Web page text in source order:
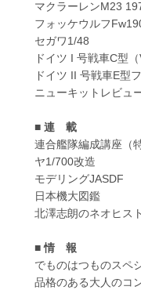
マクラーレンM23
フォッケウルフ
セガワ1/48
ドイツ I 号戦車C型
ドイツ II 号戦車E
ニューキットレビュ
■ 連 載
連合艦隊編成講座（
ヤ1/700改造
モデリングJASDF
日本機大図鑑
北澤志朗のネオヒス
■ 情 報
でものはつものスペ
品格のある大人のコ